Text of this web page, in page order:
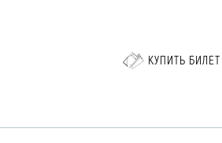
КУПИТЬ БИЛЕТ